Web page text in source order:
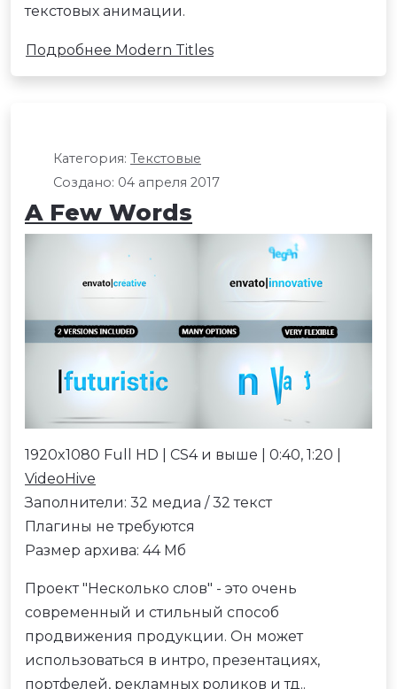
текстовых анимации.
Подробнее Modern Titles
Категория: Текстовые
Создано: 04 апреля 2017
A Few Words
1920x1080 Full HD | CS4 и выше | 0:40, 1:20 |
VideoHive
Заполнители: 32 медиа / 32 текст
Плагины не требуются
Размер архива: 44 Мб
Проект "Несколько слов" - это очень
современный и стильный способ
продвижения продукции. Он может
использоваться в интро, презентациях,
портфелей, рекламных роликов и тд..